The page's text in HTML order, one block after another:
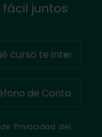
juntos
Privacidad del